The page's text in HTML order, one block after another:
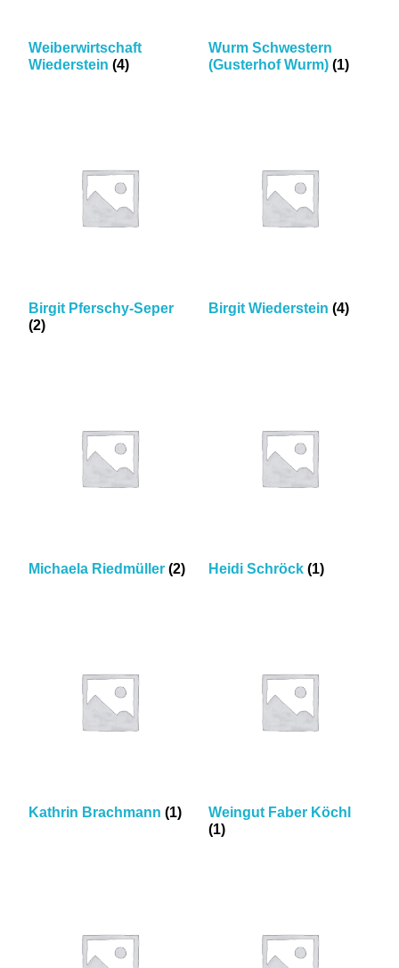
Weiberwirtschaft
Wiederstein (4)
Wurm Schwestern
(Gusterhof Wurm) (1)
Birgit Pferschy-Seper
(2)
Birgit Wiederstein (4)
Michaela Riedmüller (2) Heidi Schröck (1)
Kathrin Brachmann (1)
Weingut Faber Köchl
(1)